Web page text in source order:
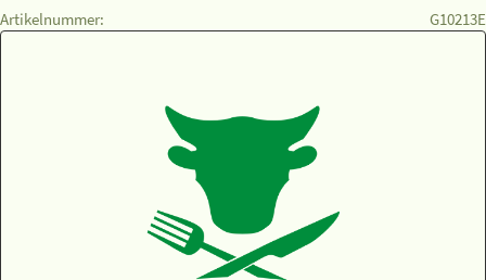
Artikelnummer: G10213E